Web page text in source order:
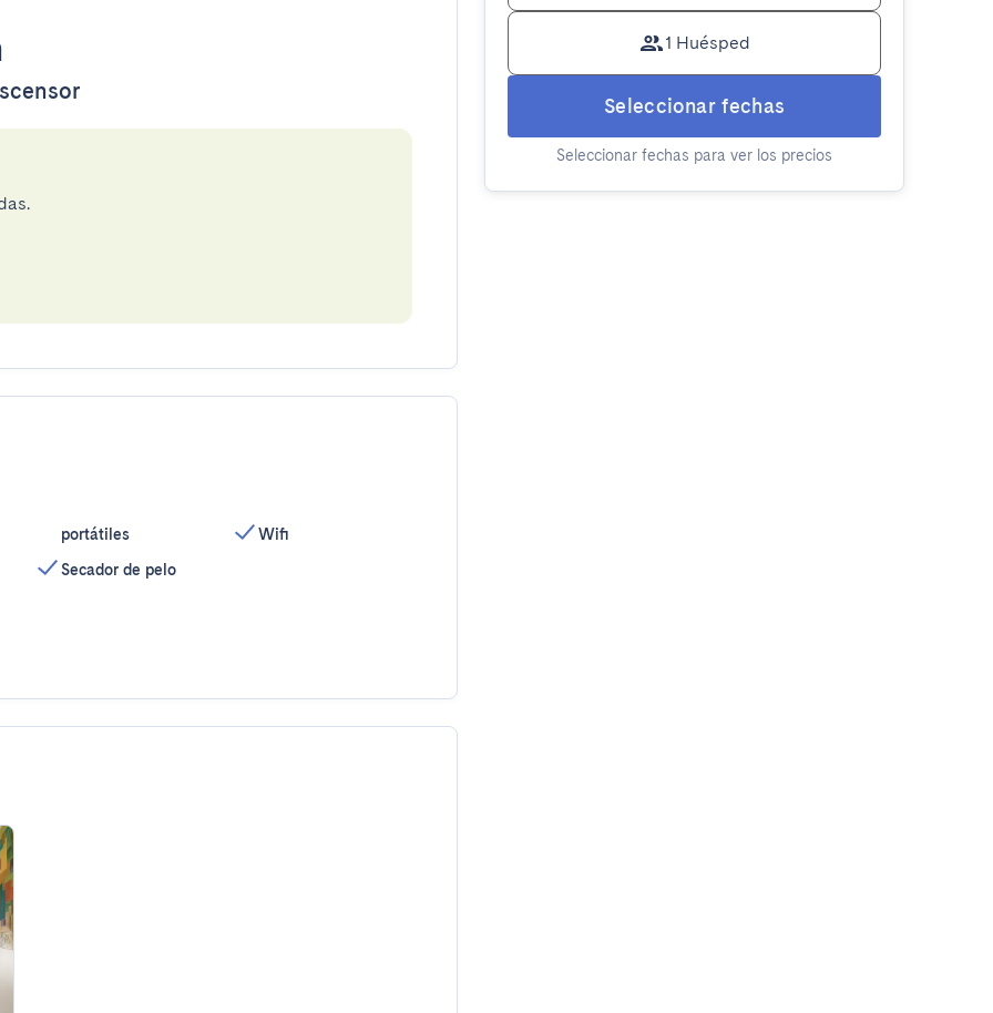
portátiles
Secador de pelo
Wifi
1 Huésped
Seleccionar fechas
Seleccionar fechas para ver los precios